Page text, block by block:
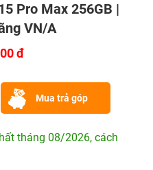
Pro Max 256GB |
VN/A
đ
Mua trả góp
tháng 08/2026, cách